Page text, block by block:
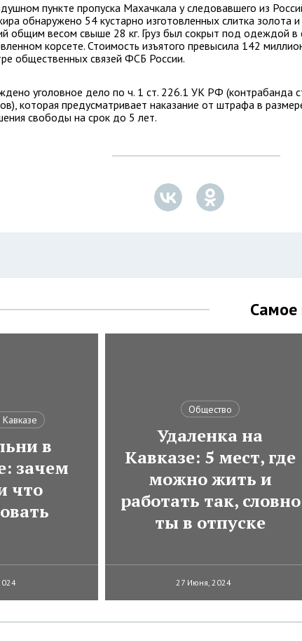
пункте пропуска Махачкала у следовавшего из
обнаружено 54 кустарно изготовленных слитка золота
общим весом свыше 28 кг. Груз был сокрыт под одеждой в
корсете. Стоимость изъятого превысила 142
общественных связей ФСБ России.
уголовное дело по ч. 1 ст. 226.1 УК РФ (контрабанда
которая предусматривает наказание от штрафа в
свободы на срок до 5 лет.
Самое
в
зачем
что
Общество
Удаленка на
Кавказе: 5 мест, где
можно жить и
работать так, словно
ты в отпуске
27 Июня, 2024